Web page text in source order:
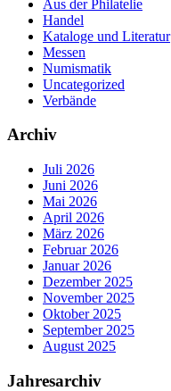
Aus der Philatelie
Handel
Kataloge und Literatur
Messen
Numismatik
Uncategorized
Verbände
Archiv
Juli 2026
Juni 2026
Mai 2026
April 2026
März 2026
Februar 2026
Januar 2026
Dezember 2025
November 2025
Oktober 2025
September 2025
August 2025
Jahresarchiv